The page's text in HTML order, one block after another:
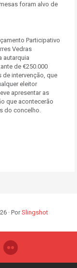
foram alvo de
Participativo
Vedras
autarquia
de €250.000
de intervenção, que
eleitor
apresentar as
que acontecerão
do concelho.
· PorSlingshot